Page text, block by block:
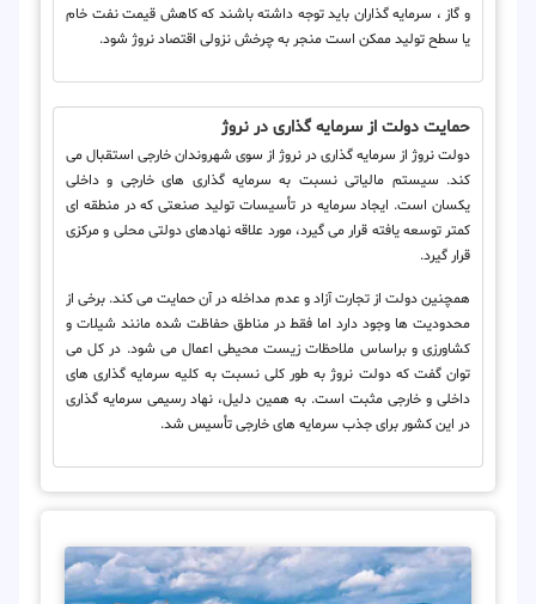
و گاز ، سرمایه گذاران باید توجه داشته باشند که کاهش قیمت نفت خام
یا سطح تولید ممکن است منجر به چرخش نزولی اقتصاد نروژ شود.
حمایت دولت از سرمایه گذاری در نروژ
دولت نروژ از سرمایه گذاری در نروژ از سوی شهروندان خارجی استقبال می
کند. سیستم مالیاتی نسبت به سرمایه گذاری های خارجی و داخلی
یکسان است. ایجاد سرمایه در تأسیسات تولید صنعتی که در منطقه ای
کمتر توسعه یافته قرار می گیرد، مورد علاقه نهادهای دولتی محلی و مرکزی
قرار گیرد.
همچنین دولت از تجارت آزاد و عدم مداخله در آن حمایت می کند. برخی از
محدودیت ها وجود دارد اما فقط در مناطق حفاظت شده مانند شیلات و
کشاورزی و براساس ملاحظات زیست محیطی اعمال می شود. در کل می
توان گفت که دولت نروژ به طور کلی نسبت به کلیه سرمایه گذاری های
داخلی و خارجی مثبت است. به همین دلیل، نهاد رسیمی سرمایه گذاری
در این کشور برای جذب سرمایه های خارجی تأسیس شد.